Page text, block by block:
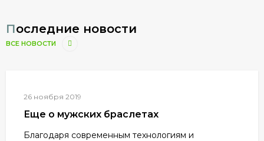
Последние новости
ВСЕ НОВОСТИ
26 ноября 2019
Еще о мужских браслетах
Благодаря современным технологиям и